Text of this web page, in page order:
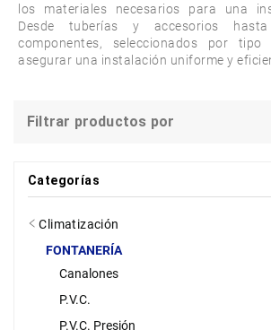
los materiales necesarios para una
Desde tuberías y accesorios
componentes, seleccionados por
asegurar una instalación uniforme y
Filtrar productos por
Categorías
Climatización
FONTANERÍA
Canalones
P.V.C.
P.V.C. Presión